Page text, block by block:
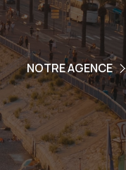
NOTRE AGENCE
L'AGENCE
L'EQUIPE
NOUS CONTACTER